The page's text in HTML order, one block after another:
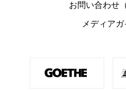
お問い合わせ
メディアガ